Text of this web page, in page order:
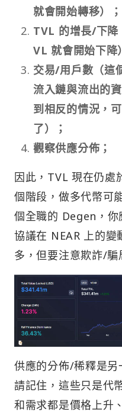
就會開始轉移）；
TVL 的增長/下降
VL 就會開始下降
交易/用戶數（這
流入鏈與流出的
到相反的情況，
了）；
觀察供應分佈；
因此，TVL 現在仍處
個階段，做多代幣可
個全職的 Degen，你
協議在 NEAR 上的變
多，但要注意欺詐/騙
供應的分佈/稀釋是另
請記住，這些只是代
和需求都是價格上升